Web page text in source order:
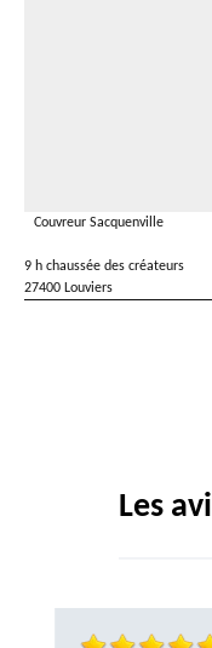
Couvreur Sacquenville
9 h chaussée des créateurs
27400 Louviers
Les